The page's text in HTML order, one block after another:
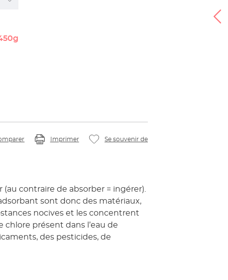
Imprimer Se souvenir de
contraire de absorber = ingérer).
sont donc des matériaux,
nocives et les concentrent
chlore présent dans l’eau de
des pesticides, de